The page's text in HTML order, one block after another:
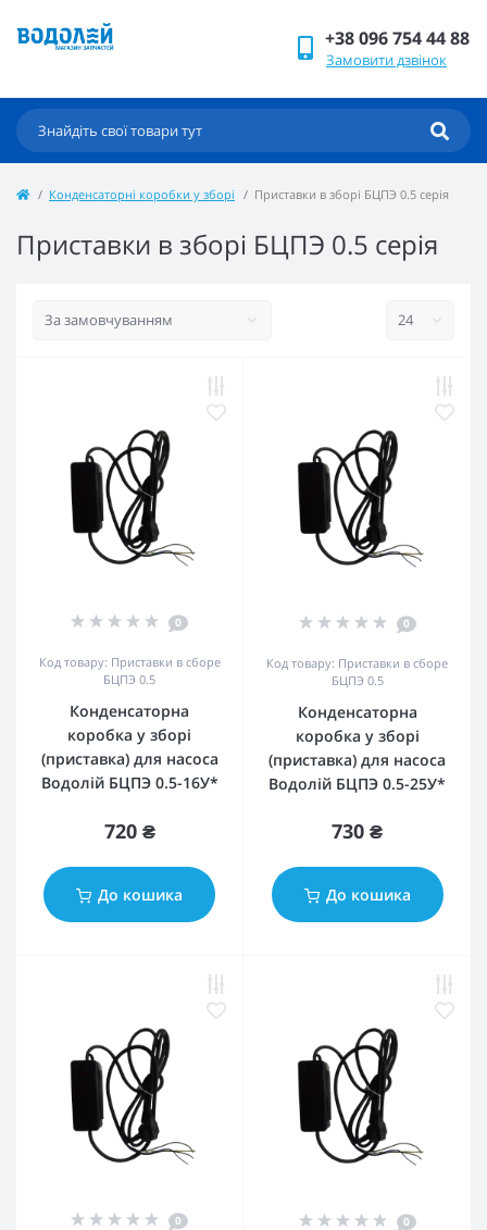
+38 096 754 44 88
Замовити дзвінок
Конденсаторні коробки у зборі Приставки в зборі БЦПЭ 0.5 серія
Приставки в зборі БЦПЭ 0.5 серія
0
Код товару: Приставки в сборе
БЦПЭ 0.5
Конденсаторна
коробка у зборі
(приставка) для насоса
Водолій БЦПЭ 0.5-16У*
720 ₴
До кошика
0
Код товару: Приставки в сборе
БЦПЭ 0.5
Конденсаторна
коробка у зборі
(приставка) для насоса
Водолій БЦПЭ 0.5-25У*
730 ₴
До кошика
0 0